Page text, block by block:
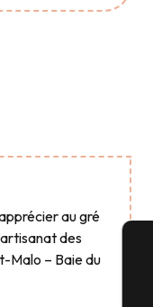
au gré
des
Malo – Baie du